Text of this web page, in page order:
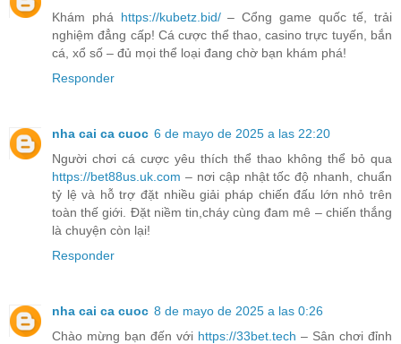
Khám phá https://kubetz.bid/– Cổng game quốc tế, trải
nghiệm đẳng cấp! Cá cược thể thao, casino trực tuyến, bắn
cá, xổ số – đủ mọi thể loại đang chờ bạn khám phá!
Responder
nha cai ca cuoc 6 de mayo de 2025 a las 22:20
Người chơi cá cược yêu thích thể thao không thể bỏ qua
https://bet88us.uk.com – nơi cập nhật tốc độ nhanh, chuẩn
tỷ lệ và hỗ trợ đặt nhiều giải pháp chiến đấu lớn nhỏ trên
toàn thế giới. Đặt niềm tin,cháy cùng đam mê – chiến thắng
là chuyện còn lại!
Responder
nha cai ca cuoc 8 de mayo de 2025 a las 0:26
Chào mừng bạn đến với https://33bet.tech – Sân chơi đỉnh